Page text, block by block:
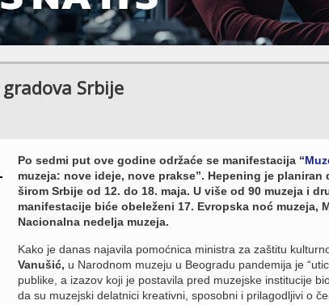
Srbije
Po sedmi put ove godine održaće se manifestacija
muzeja: nove ideje, nove prakse”. Hepening je planiran
širom Srbije od 12. do 18. maja. U više od 90 muzeja i
manifestacije biće obeleženi 17. Evropska noć muzeja,
Nacionalna nedelja muzeja.
Kako je danas najavila pomoćnica ministra za zaštitu
Vanušić, u Narodnom muzeju u Beogradu pandemija je
publike, a izazov koji je postavila pred muzejske institucije
da su muzejski delatnici kreativni, sposobni i prilagodljivi o